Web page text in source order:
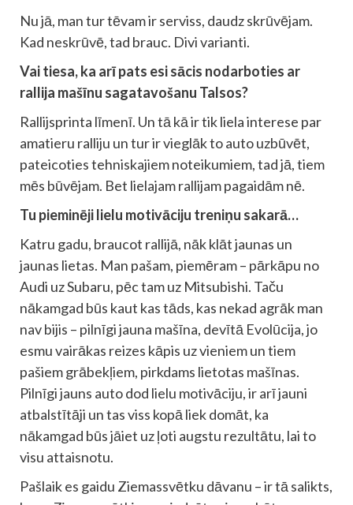
Nu jā, man tur tēvam ir serviss, daudz skrūvējam.
Kad neskrūvē, tad brauc. Divi varianti.
Vai tiesa, ka arī pats esi sācis nodarboties ar
rallija mašīnu sagatavošanu Talsos?
Rallijsprinta līmenī. Un tā kā ir tik liela interese par
amatieru ralliju un tur ir vieglāk to auto uzbūvēt,
pateicoties tehniskajiem noteikumiem, tad jā, tiem
mēs būvējam. Bet lielajam rallijam pagaidām nē.
Tu pieminēji lielu motivāciju treniņu sakarā…
Katru gadu, braucot rallijā, nāk klāt jaunas un
jaunas lietas. Man pašam, piemēram – pārkāpu no
Audi uz Subaru, pēc tam uz Mitsubishi. Taču
nākamgad būs kaut kas tāds, kas nekad agrāk man
nav bijis – pilnīgi jauna mašīna, devītā Evolūcija, jo
esmu vairākas reizes kāpis uz vieniem un tiem
pašiem grābekļiem, pirkdams lietotas mašīnas.
Pilnīgi jauns auto dod lielu motivāciju, ir arī jauni
atbalstītāji un tas viss kopā liek domāt, ka
nākamgad būs jāiet uz ļoti augstu rezultātu, lai to
visu attaisnotu.
Pašlaik es gaidu Ziemassvētku dāvanu – ir tā salikts,